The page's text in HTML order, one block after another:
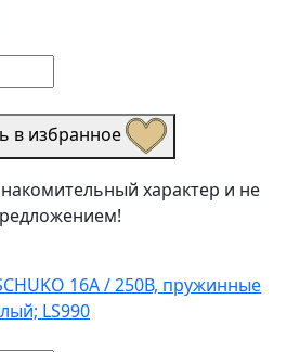
в избранное
характер и не
16А / 250В, пружинные
LS990